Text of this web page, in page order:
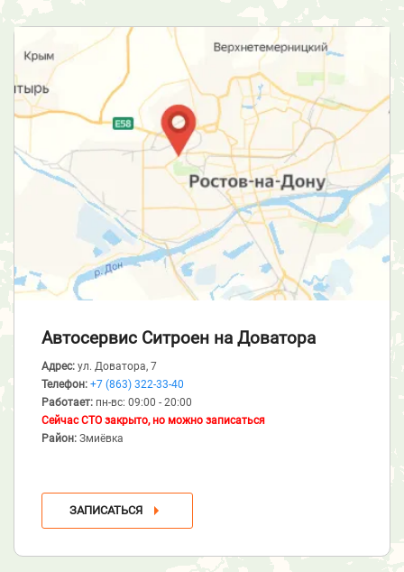
Автосервис Ситроен на Доватора
Адрес: ул. Доватора, 7
Телефон: +7 (863) 322-33-40
Работает: пн-вс: 09:00 - 20:00
Сейчас СТО закрыто, но можно записаться
Район: Змиёвка
ЗАПИСАТЬСЯ